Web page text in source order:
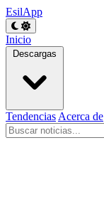
EsilApp
Inicio
Descargas
Tendencias Acerca de